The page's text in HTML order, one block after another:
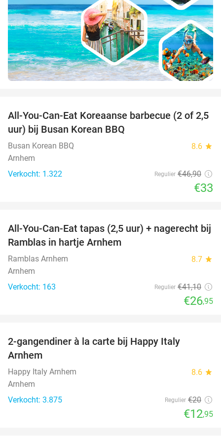
30%
All-You-Can-Eat Koreaanse barbecue (2 of 2,5
uur) bij Busan Korean BBQ
Busan Korean BBQ 8.6 star
Arnhem
Verkocht: 1.322
Regulier €46,90
€33
34%
All-You-Can-Eat tapas (2,5 uur) + nagerecht bij
Ramblas in hartje Arnhem
Ramblas Arnhem 8.7 star
Arnhem
Verkocht: 163
Regulier €41,10
€26,95
2-gangendiner à la carte bij Happy Italy
Arnhem
Happy Italy Arnhem 8.6 star
Arnhem
Verkocht: 3.875
Regulier €20
€12,95